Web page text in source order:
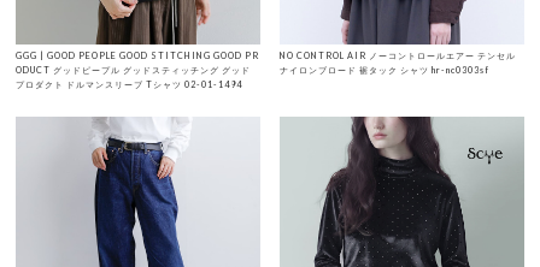
GGG | GOOD PEOPLE GOOD STITCHING GOOD PR
ODUCT グッドピープル グッドスティッチング グッド
プロダクト ドルマンスリーブ Tシャツ 02-01-1494
NO CONTROL AIR ノーコントロールエアー テンセル
ナイロンブロード 裾タック シャツ hr-nc0303sf